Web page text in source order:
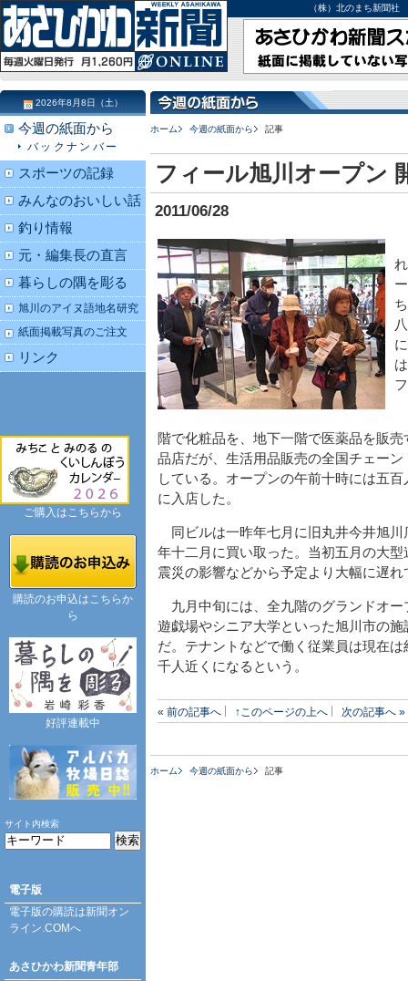
（株）北のまち新聞
ホーム 今週の紙面から 記事
フィール旭川オープン
2011/06/28
階で化粧品を、地下一階で医薬品を販
品店だが、生活用品販売の全国チェー
している。オープンの午前十時には五
に入店した。
同ビルは一昨年七月に旧丸井今井旭川
年十二月に買い取った。当初五月の大
震災の影響などから予定より大幅に遅
九月中旬には、全九階のグランドオー
遊戯場やシニア大学といった旭川市の
だ。テナントなどで働く従業員は現在
千人近くになるという。
« 前の記事へ ↑このページの上へ 次の記事へ »
ホーム 今週の紙面から 記事
2026年8月8日（土）
今週の紙面から
バックナンバー
スポーツの記録
みんなのおいしい話
釣り情報
元・編集長の直言
暮らしの隅を彫る
旭川のアイヌ語地名研究
紙面掲載写真のご注文
リンク
ご購入はこちらから
購読のお申込はこちらか
ら
好評連載中
サイト内検索
電子版
電子版の購読は新聞オン
ライン.COMへ
あさひかわ新聞青年部